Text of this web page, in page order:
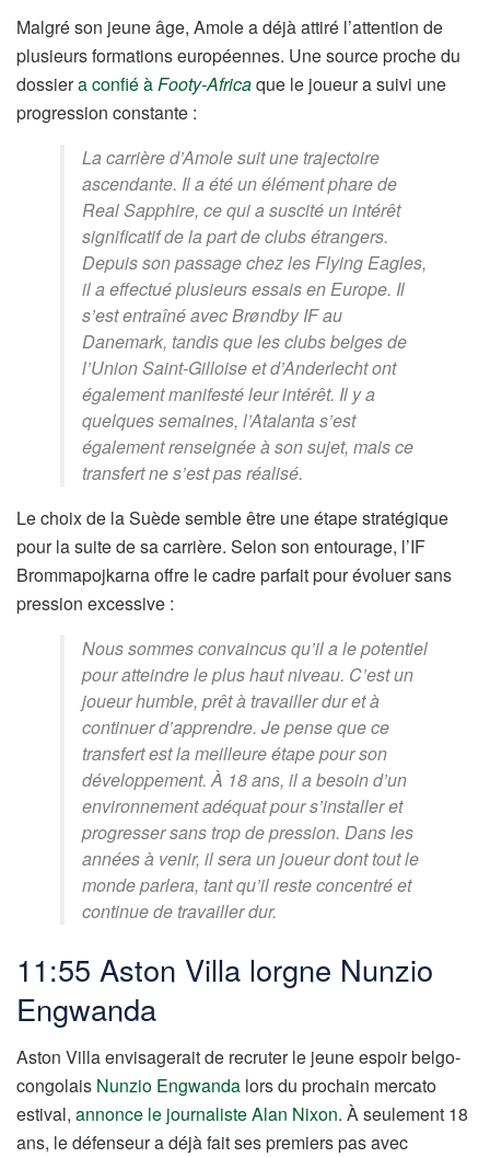
Malgré son jeune âge, Amole a déjà attiré l’attention de
plusieurs formations européennes. Une source proche du
dossiera confié àFooty-Africaque le joueur a suivi une
progression constante :
La carrière d’Amole suit une trajectoire
ascendante. Il a été un élément phare de
Real Sapphire, ce qui a suscité un intérêt
significatif de la part de clubs étrangers.
Depuis son passage chez les Flying Eagles,
il a effectué plusieurs essais en Europe. Il
s’est entraîné avec Brøndby IF au
Danemark, tandis que les clubs belges de
l’Union Saint-Gilloise et d’Anderlecht ont
également manifesté leur intérêt. Il y a
quelques semaines, l’Atalanta s’est
également renseignée à son sujet, mais ce
transfert ne s’est pas réalisé.
Le choix de la Suède semble être une étape stratégique
pour la suite de sa carrière. Selon son entourage, l’IF
Brommapojkarna offre le cadre parfait pour évoluer sans
pression excessive :
Nous sommes convaincus qu’il a le potentiel
pour atteindre le plus haut niveau. C’est un
joueur humble, prêt à travailler dur et à
continuer d’apprendre. Je pense que ce
transfert est la meilleure étape pour son
développement. À 18 ans, il a besoin d’un
environnement adéquat pour s’installer et
progresser sans trop de pression. Dans les
années à venir, il sera un joueur dont tout le
monde parlera, tant qu’il reste concentré et
continue de travailler dur.
11:55 Aston Villa lorgne Nunzio
Engwanda
Aston Villa envisagerait de recruter le jeune espoir belgo-
congolais Nunzio Engwanda lors du prochain mercato
estival, annonce le journaliste Alan Nixon. À seulement 18
ans, le défenseur a déjà fait ses premiers pas avec